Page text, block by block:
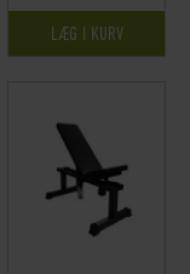
LÆG I KURV